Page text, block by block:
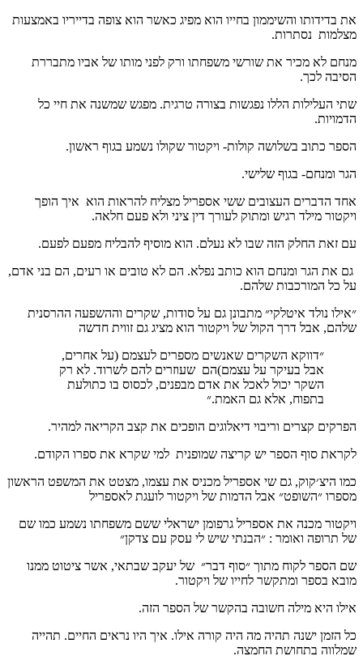
את בדידותו והשיממון בחייו הוא מפיג כאשר הוא צופה בדייריו באמצעות
מצלמות נסתרות.
מנחם לא מכיר את שורשי משפחתו ורק לפני מותו של אביו מתבררת
הסיבה לכך.
שתי העלילות הללו נפגשות בצורה טרגית. מפגש שמשנה את חיי כל
הדמויות.
הספר כתוב בשלושה קולות- ויקטור שקולו נשמע בגוף ראשון.
הגר ומנחם- בגוף שלישי.
אחד הדברים העצובים ששי אספריל מצליח להראות הוא איך הופך
ויקטור מילד רגיש ומתוק לעורך דין ציני ולא פעם חלאה.
עם זאת החלק הזה שבו לא נעלם. הוא מוסיף להבליח מפעם לפעם.
גם את הגר ומנחם הוא כותב נפלא. הם לא טובים או רעים, הם בני אדם,
על כל המורכבות שלהם.
״אילו נולד איטלקי״ מתבונן גם על סודות, שקרים וההשפעה ההרסנית
שלהם, אבל דרך הקול של ויקטור הוא מציג גם זווית חדשה
״דווקא ‏השקרים שאנשים מספרים לעצמם (‏על אחרים,
אבל בעיקר על עצמם)‏הם ‏ שעוזרים להם לשרוד. לא רק
השקר יכול לאכל ‏את אדם מבפנים, לכסוס בו כתולעת
בתפוח, אלא גם האמת.״
הפרקים קצרים וריבוי דיאלוגים הופכים את קצב הקריאה למהיר.
לקראת סוף הספר יש קריצה שמופנית למי שקרא את ספרו הקודם.
כמו היצ׳קוק, גם שי אספריל מכניס את עצמו, מצטט את המשפט הראשון
מספרו ״השופט״ אבל הדמות של ויקטור לועגת לאספריל
ויקטור מכנה את אספריל גרפומן ישראלי ששם משפחתו נשמע כמו שם
של תרופה ואומר : ״הבנתי שיש לי עסק עם צדקן״
שם הספר לקוח מתוך ״סוף דבר״ של יעקב שבתאי, אשר ציטוט ממנו
מובא בספר ומתקשר לחייו של ויקטור.
אילו היא מילה חשובה בהקשר של הספר הזה.
כל הזמן ישנה תהיה מה היה קורה אילו. איך היו נראים החיים. תהייה
שמלווה בתחושת החמצה.